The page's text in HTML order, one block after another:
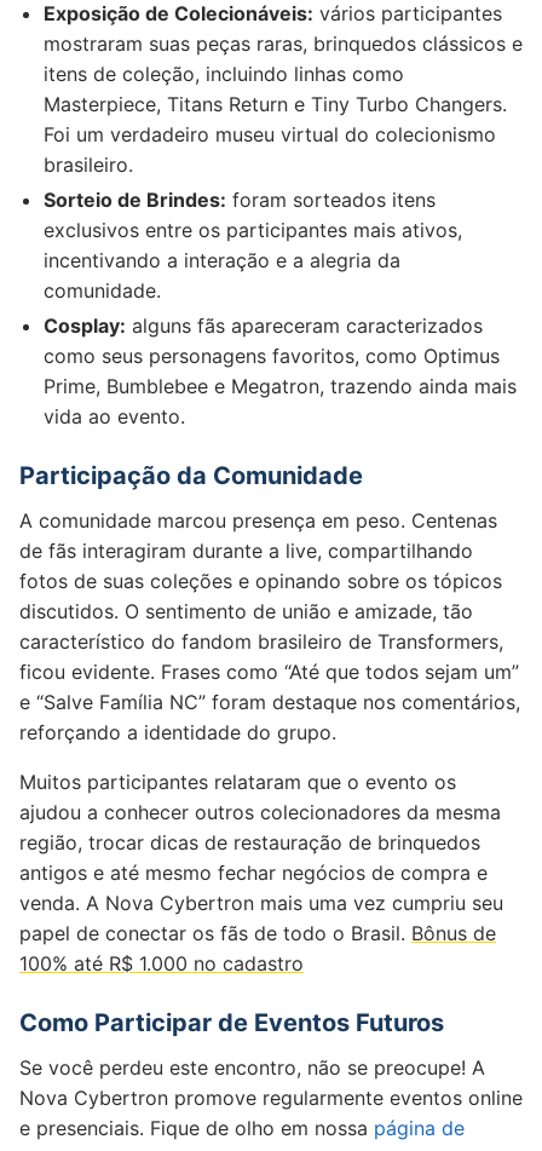
Exposição de Colecionáveis: vários participantes
mostraram suas peças raras, brinquedos clássicos e
itens de coleção, incluindo linhas como
Masterpiece, Titans Return e Tiny Turbo Changers.
Foi um verdadeiro museu virtual do colecionismo
brasileiro.
Sorteio de Brindes: foram sorteados itens
exclusivos entre os participantes mais ativos,
incentivando a interação e a alegria da
comunidade.
Cosplay: alguns fãs apareceram caracterizados
como seus personagens favoritos, como Optimus
Prime, Bumblebee e Megatron, trazendo ainda mais
vida ao evento.
Participação da Comunidade
A comunidade marcou presença em peso. Centenas
de fãs interagiram durante a live, compartilhando
fotos de suas coleções e opinando sobre os tópicos
discutidos. O sentimento de união e amizade, tão
característico do fandom brasileiro de Transformers,
ficou evidente. Frases como “Até que todos sejam um”
e “Salve Família NC” foram destaque nos comentários,
reforçando a identidade do grupo.
Muitos participantes relataram que o evento os
ajudou a conhecer outros colecionadores da mesma
região, trocar dicas de restauração de brinquedos
antigos e até mesmo fechar negócios de compra e
venda. A Nova Cybertron mais uma vez cumpriu seu
papel de conectar os fãs de todo o Brasil. Bônus de
100% até R$ 1.000 no cadastro
Como Participar de Eventos Futuros
Se você perdeu este encontro, não se preocupe! A
Nova Cybertron promove regularmente eventos online
e presenciais. Fique de olho em nossa página de